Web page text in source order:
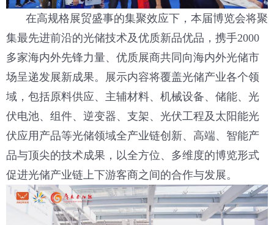
在高规格展贸盛事的集聚效应下，本届博览会将聚
集最先进前沿的光储技术及优质新品优品，携手2000
多家海内外先锋力量、优质展商共同向海内外光储市
场呈递发展新成果。展示内容将覆盖光储产业各个领
域，包括原料供应、主辅材料、机械设备、储能、光
伏电池、组件、逆变器、支架、光伏工程及太阳能光
伏应用产品等光储领域全产业链创新、高端、智能产
品与顶尖的技术成果，以全方位、多维度的博览形式
促进光储产业链上下游客商之间的合作与发展。